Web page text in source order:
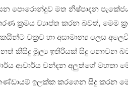
පොරොන්දුව මත නිෂ්පාදන
ක්‍රමය ව්‍යාප්ත කරන බවත්,
වක්‍රව හා අසාමාන්‍ය ලෙස
කිසිදු මූල්‍ය ඉතිරියක් සිදු නොවන
ආචාර්ය චන්දන අලුත්ගේ මහතා
ඉලක්ක කරගෙන සිදු කරන